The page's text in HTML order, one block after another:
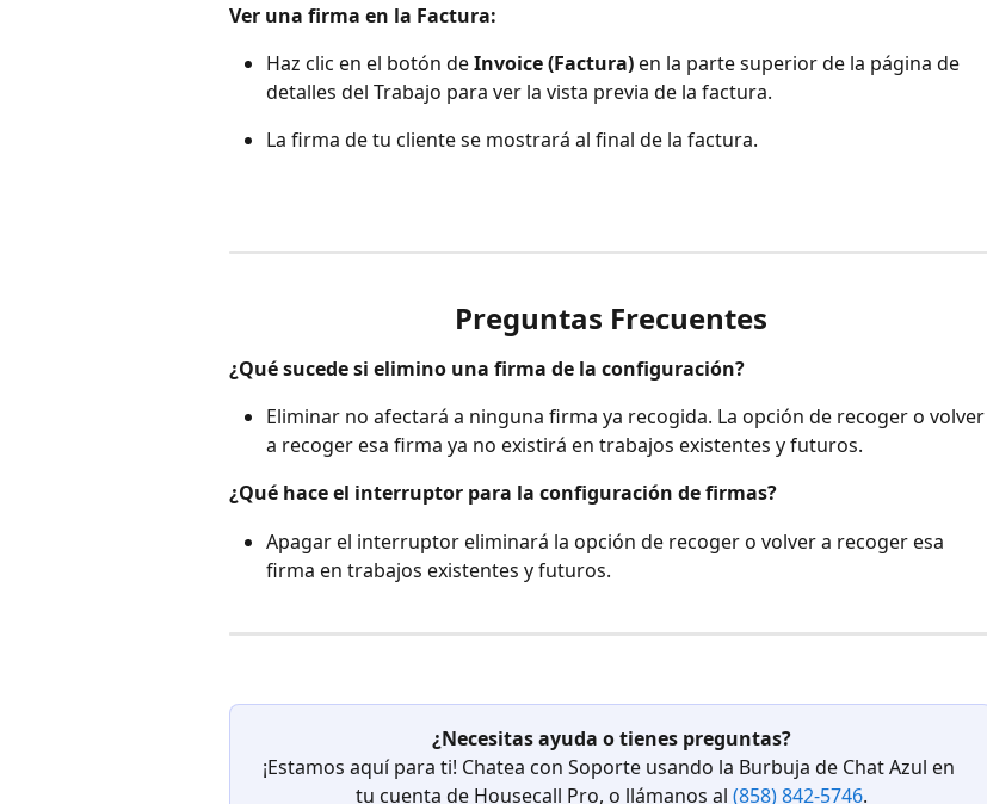
Ver una firma en la Factura:
Haz clic en el botón de Invoice (Factura) en la parte superior de la página de
detalles del Trabajo para ver la vista previa de la factura.
La firma de tu cliente se mostrará al final de la factura.
Preguntas Frecuentes
¿Qué sucede si elimino una firma de la configuración?
Eliminar no afectará a ninguna firma ya recogida. La opción de recoger o volver
a recoger esa firma ya no existirá en trabajos existentes y futuros.
¿Qué hace el interruptor para la configuración de firmas?
Apagar el interruptor eliminará la opción de recoger o volver a recoger esa
firma en trabajos existentes y futuros.
¿Necesitas ayuda o tienes preguntas?
¡Estamos aquí para ti! Chatea con Soporte usando la Burbuja de Chat Azul en
tu cuenta de Housecall Pro, o llámanos al (858) 842-5746.